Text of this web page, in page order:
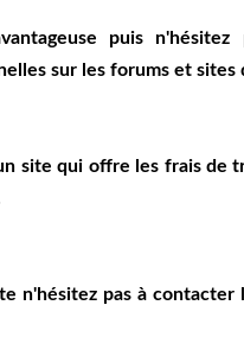
puis
sur les forums et sites
site qui offre les frais
n'hésitez pas à